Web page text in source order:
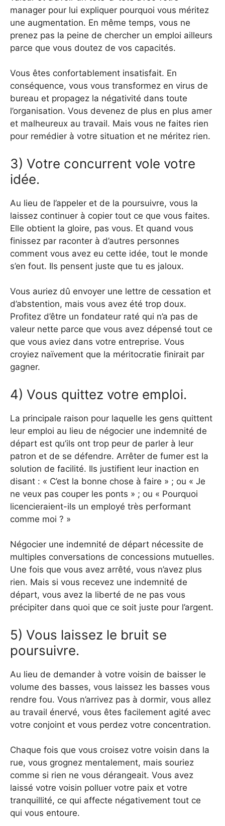
manager pour lui expliquer pourquoi vous méritez
une augmentation. En même temps, vous ne
prenez pas la peine de chercher un emploi ailleurs
parce que vous doutez de vos capacités.
Vous êtes confortablement insatisfait. En
conséquence, vous vous transformez en virus de
bureau et propagez la négativité dans toute
l’organisation. Vous devenez de plus en plus amer
et malheureux au travail. Mais vous ne faites rien
pour remédier à votre situation et ne méritez rien.
3) Votre concurrent vole votre
idée.
Au lieu de l’appeler et de la poursuivre, vous la
laissez continuer à copier tout ce que vous faites.
Elle obtient la gloire, pas vous. Et quand vous
finissez par raconter à d’autres personnes
comment vous avez eu cette idée, tout le monde
s’en fout. Ils pensent juste que tu es jaloux.
Vous auriez dû envoyer une lettre de cessation et
d’abstention, mais vous avez été trop doux.
Profitez d’être un fondateur raté qui n’a pas de
valeur nette parce que vous avez dépensé tout ce
que vous aviez dans votre entreprise. Vous
croyiez naïvement que la méritocratie finirait par
gagner.
4) Vous quittez votre emploi.
La principale raison pour laquelle les gens quittent
leur emploi au lieu de négocier une indemnité de
départ est qu’ils ont trop peur de parler à leur
patron et de se défendre. Arrêter de fumer est la
solution de facilité. Ils justifient leur inaction en
disant : « C’est la bonne chose à faire » ; ou « Je
ne veux pas couper les ponts » ; ou « Pourquoi
licencieraient-ils un employé très performant
comme moi ? »
Négocier une indemnité de départ nécessite de
multiples conversations de concessions mutuelles.
Une fois que vous avez arrêté, vous n’avez plus
rien. Mais si vous recevez une indemnité de
départ, vous avez la liberté de ne pas vous
précipiter dans quoi que ce soit juste pour l’argent.
5) Vous laissez le bruit se
poursuivre.
Au lieu de demander à votre voisin de baisser le
volume des basses, vous laissez les basses vous
rendre fou. Vous n’arrivez pas à dormir, vous allez
au travail énervé, vous êtes facilement agité avec
votre conjoint et vous perdez votre concentration.
Chaque fois que vous croisez votre voisin dans la
rue, vous grognez mentalement, mais souriez
comme si rien ne vous dérangeait. Vous avez
laissé votre voisin polluer votre paix et votre
tranquillité, ce qui affecte négativement tout ce
qui vous entoure.